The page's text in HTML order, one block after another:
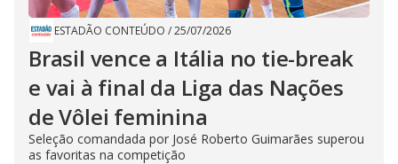
ESTADÃO CONTEÚDO /25/07/2026
Brasil vence a Itália no tie-break
e vai à final da Liga das Nações
de Vôlei feminina
Seleção comandada por José Roberto Guimarães superou
as favoritas na competição